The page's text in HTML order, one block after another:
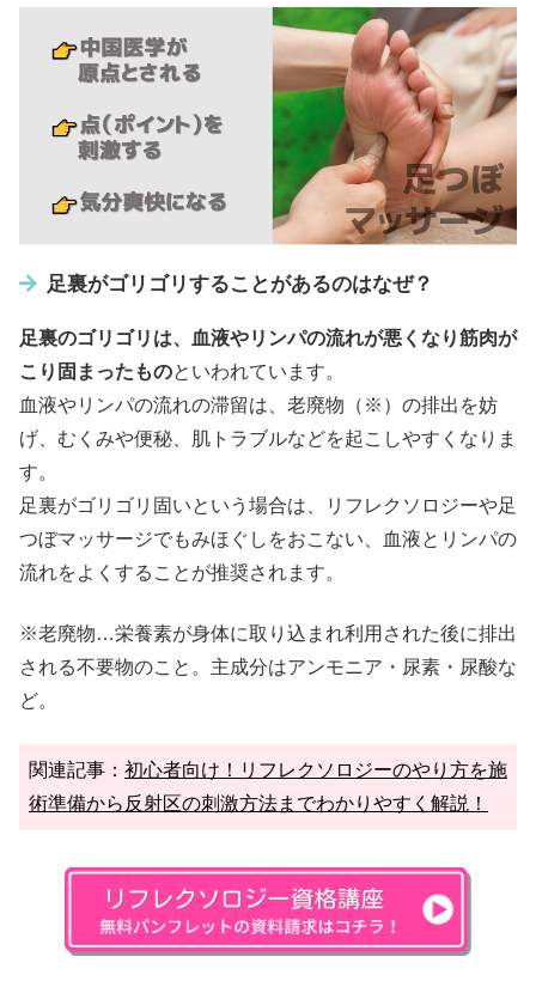
足裏がゴリゴリすることがあるのはなぜ？
足裏のゴリゴリは、血液やリンパの流れが悪くなり筋肉が
こり固まったものといわれています。
血液やリンパの流れの滞留は、老廃物（※）の排出を妨
げ、むくみや便秘、肌トラブルなどを起こしやすくなりま
す。
足裏がゴリゴリ固いという場合は、リフレクソロジーや足
つぼマッサージでもみほぐしをおこない、血液とリンパの
流れをよくすることが推奨されます。
※老廃物…栄養素が身体に取り込まれ利用された後に排出
される不要物のこと。主成分はアンモニア・尿素・尿酸な
ど。
関連記事： 初心者向け！リフレクソロジーのやり方を施
術準備から反射区の刺激方法までわかりやすく解説！